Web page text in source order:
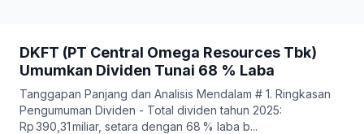
DKFT (PT Central Omega Resources Tbk)
Umumkan Dividen Tunai 68 % Laba
Tanggapan Panjang dan Analisis Mendalam # 1. Ringkasan
Pengumuman Dividen - Total dividen tahun 2025:
Rp 390,31 miliar, setara dengan 68 % laba b...